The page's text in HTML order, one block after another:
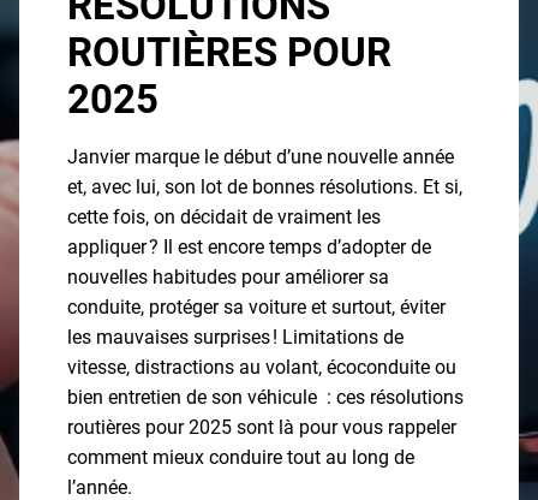
ROUTIÈRES POUR
2025
Janvier marque le début d’une nouvelle année
et, avec lui, son lot de bonnes résolutions. Et si,
cette fois, on décidait de vraiment les
appliquer ? Il est encore temps d’adopter de
nouvelles habitudes pour améliorer sa
conduite, protéger sa voiture et surtout, éviter
les mauvaises surprises ! Limitations de
vitesse, distractions au volant, écoconduite ou
bien entretien de son véhicule : ces résolutions
routières pour 2025 sont là pour vous rappeler
comment mieux conduire tout au long de
l’année.